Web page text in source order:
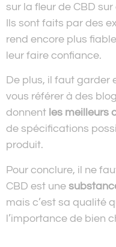
sur la fleur de CBD sur
Ils sont faits par des
rend encore plus
leur faire confiance.
De plus, il faut garder
vous référer à des
donnent les meilleurs
de spécifications
produit.
Pour conclure, il ne
CBD est une
mais c’est sa qualité
l’importance de bien